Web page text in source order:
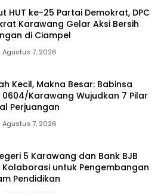
HUT ke-25 Partai Demokrat, DPC
Karawang Gelar Aksi Bersih
di Ciampel
Agustus 7, 2026
Kecil, Makna Besar: Babinsa
0604/Karawang Wujudkan 7 Pilar
Perjuangan
Agustus 7, 2026
5 Karawang dan Bank BJB
Kolaborasi untuk Pengembangan
Pendidikan